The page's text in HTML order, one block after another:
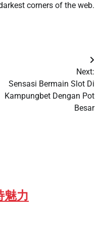
corners of the web.
Next:
Sensasi Bermain Slot Di
Kampungbet Dengan Pot
Besar
魅力